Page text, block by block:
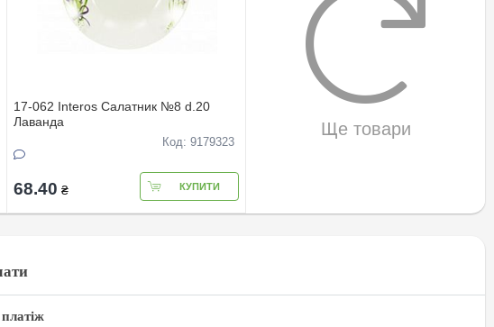
17-062 Interos Салатник №8 d.20
Лаванда
Код: 9179323
68.40 ₴ КУПИТИ
Ще товари